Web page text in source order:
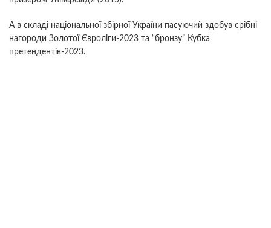
А в складі національної збірної України пасуючий здобув срібні
нагороди Золотої Євроліги-2023 та “бронзу” Кубка
претендентів-2023.